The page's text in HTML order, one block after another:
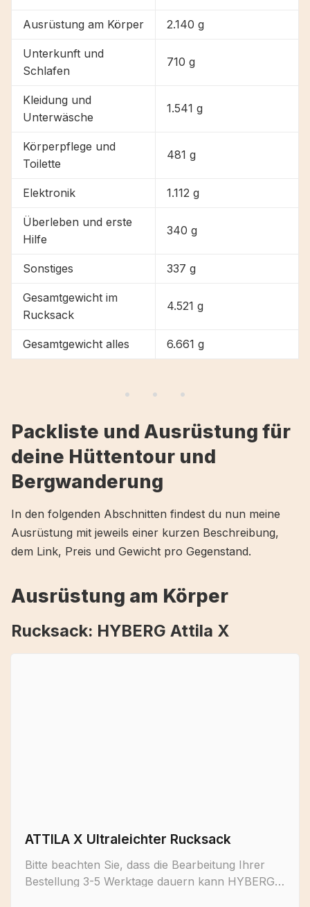
Ausrüstung am Körper 2.140 g
Unterkunft und
Schlafen
710 g
Kleidung und
Unterwäsche
1.541 g
Körperpflege und
Toilette
481 g
Elektronik 1.112 g
Überleben und erste
Hilfe
340 g
Sonstiges 337 g
Gesamtgewicht im
Rucksack
4.521 g
Gesamtgewicht alles 6.661 g
Packliste und Ausrüstung für
deine Hüttentour und
Bergwanderung
In den folgenden Abschnitten findest du nun meine
Ausrüstung mit jeweils einer kurzen Beschreibung,
dem Link, Preis und Gewicht pro Gegenstand.
Ausrüstung am Körper
Rucksack: HYBERG Attila X
ATTILA X Ultraleichter Rucksack
Bitte beachten Sie, dass die Bearbeitung Ihrer
Bestellung 3-5 Werktage dauern kann HYBERG